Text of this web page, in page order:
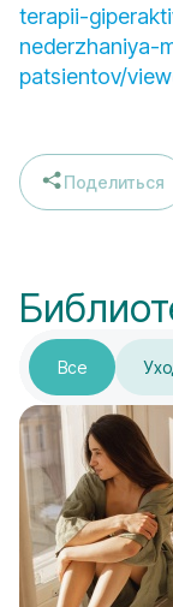
terapii-
nederzhaniya-
patsientov/
Поделиться
Все